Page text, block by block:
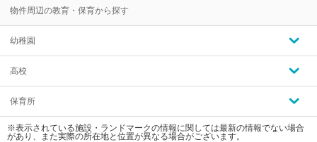
物件周辺の教育・保育から探す
幼稚園
高校
保育所
※表示されている施設・ランドマークの情報に関しては最新の情報でない場合
があり、また実際の所在地と位置が異なる場合がございます。